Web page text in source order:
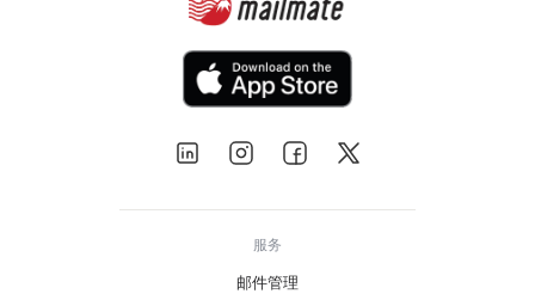
服务
邮件管理